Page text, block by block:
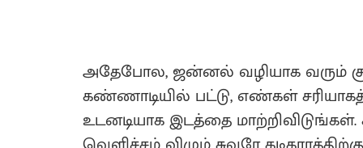
அதேபோல, ஜன்னல் வழியாக வரும்
கண்ணாடியில் பட்டு, எண்கள்
உடனடியாக இடத்தை